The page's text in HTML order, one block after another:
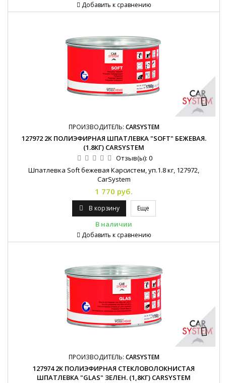
Добавить к сравнению
ПРОИЗВОДИТЕЛЬ: CARSYSTEM
127972 2К ПОЛИЭФИРНАЯ ШПАТЛЕВКА "SOFT" БЕЖЕВАЯ.
(1.8КГ) CARSYSTEM
Отзыв(ы): 0
Шпатлевка Soft бежевая Карсистем, уп.1.8 кг, 127972,
CarSystem
1 770 руб.
В корзину Еще
В наличии
Добавить к сравнению
ПРОИЗВОДИТЕЛЬ: CARSYSTEM
127974 2К ПОЛИЭФИРНАЯ СТЕКЛОВОЛОКНИСТАЯ
ШПАТЛЕВКА "GLAS" ЗЕЛЕН. (1,8КГ) CARSYSTEM